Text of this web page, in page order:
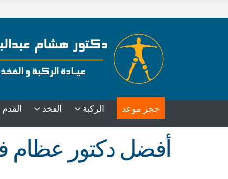
حجز موعد الركبة الفخذ
أفضل دكتور عظام